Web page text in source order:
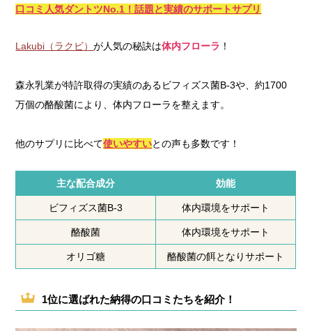
口コミ人気ダントツNo.1！話題と実績のサポートサプリ
Lakubi（ラクビ）が人気の秘訣は体内フローラ ！
森永乳業が特許取得の実績のあるビフィズス菌B-3や、約1700
万個の酪酸菌により、体内フローラを整えます。
他のサプリに比べて使いやすいとの声も多数です！
主な配合成分 効能
ビフィズス菌B-3 体内環境をサポート
酪酸菌 体内環境をサポート
オリゴ糖 酪酸菌の餌となりサポート
1位に選ばれた納得の口コミたちを紹介！